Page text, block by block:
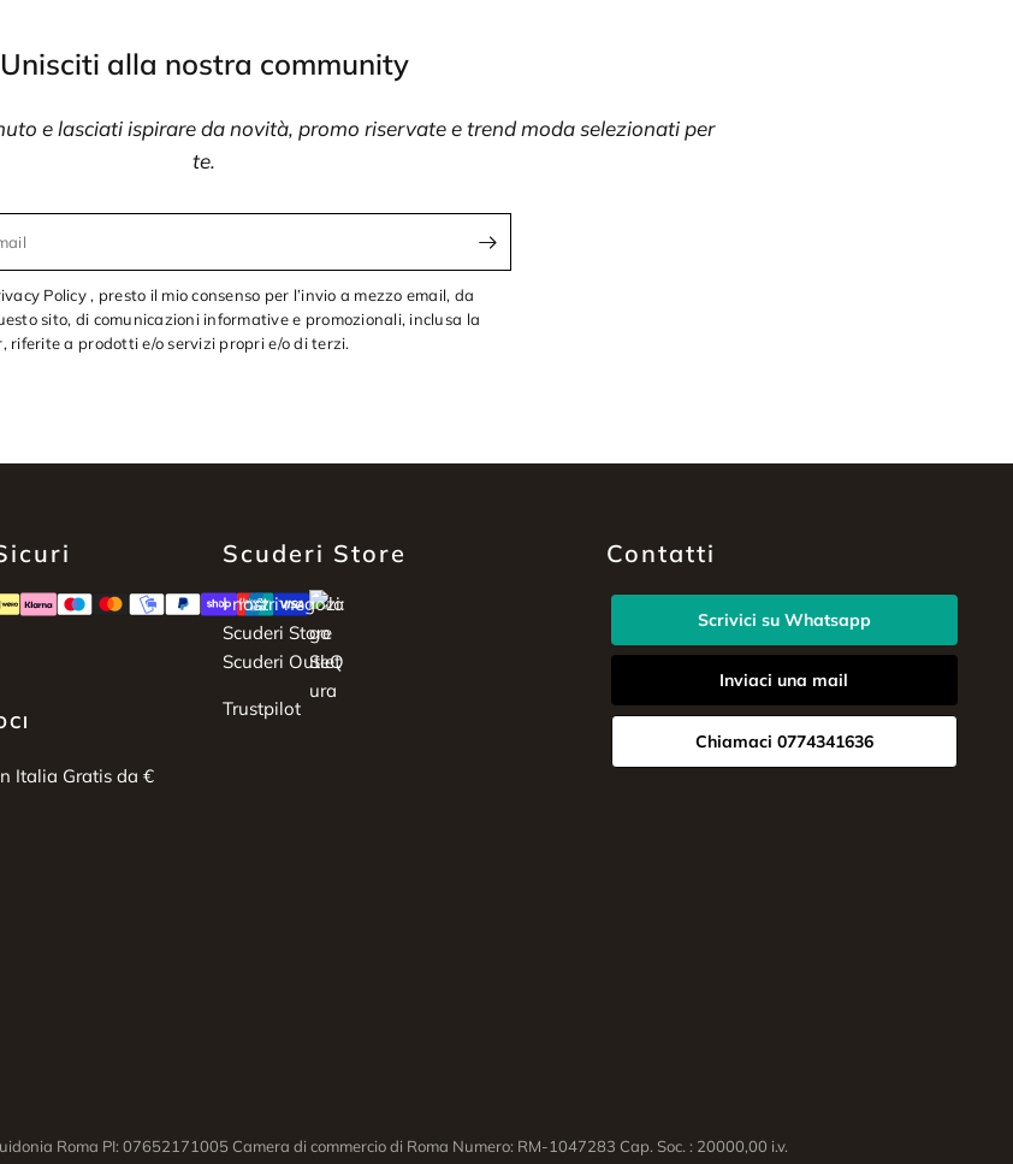
Unisciti alla nostra community
e lasciati ispirare da novità, promo riservate e trend moda selezionati per
te.
Policy , presto il mio consenso per l’invio a mezzo email, da
sito, di comunicazioni informative e promozionali, inclusa la
riferite a prodotti e/o servizi propri e/o di terzi.
Italia Gratis da €
Scuderi Store
I nostri negozi:
Scuderi Store
Scuderi Outlet
Trustpilot
Contatti
Scrivici su Whatsapp
Inviaci una mail
Chiamaci 0774341636
Roma PI: 07652171005 Camera di commercio di Roma Numero: RM-1047283 Cap. Soc. : 20000,00 i.v.